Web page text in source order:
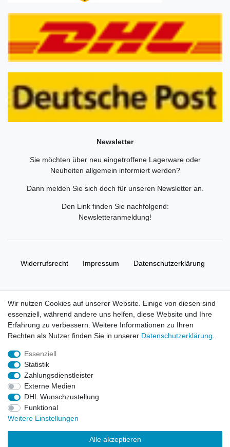
Newsletter
Sie möchten über neu eingetroffene Lagerware oder
Neuheiten allgemein informiert werden?
Dann melden Sie sich doch für unseren Newsletter an.
Den Link finden Sie nachfolgend:
Newsletteranmeldung!
Widerrufs­recht Impressum Daten­schutz­erklärung
© Copyright 2026 | Alle Rechte vorbehalten. HL-
Handelsgesellschaft mbH.
Alle Markennamen, Warenzeichen sowie sämtliche Produktbilder
und Beschreibungen sind Eigentum Ihrer rechtmäßigen
Eigentümer und dienen hier nur der Beschreibung.
Preise nur für registrierte Händler, ansonsten zeigt der Shop 0,00
€
LEGO, das LEGO Logo, die Minifigur, DUPLO, LEGENDS OF
CHIMA, NINJAGO, BIONICLE, MINDSTORMS und MIXELS sind
Wir nutzen Cookies auf unserer Website. Einige von diesen sind
essenziell, während andere uns helfen, diese Website und Ihre
Erfahrung zu verbessern. Weitere Informationen zu Ihren
Rechten als Nutzer finden Sie in unserer Daten­schutz­erklärung
Essenziell
Statistik
Zahlungsdienstleister
Externe Medien
DHL Wunschzustellung
Funktional
Weitere Einstellungen
Alle akzeptieren